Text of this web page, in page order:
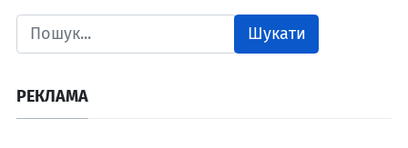
Шукати
РЕКЛАМА